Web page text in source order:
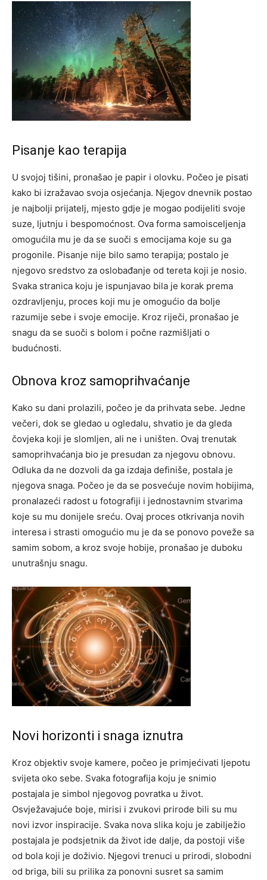
Pisanje kao terapija
U svojoj tišini, pronašao je papir i olovku. Počeo je pisati
kako bi izražavao svoja osjećanja. Njegov dnevnik postao
je najbolji prijatelj, mjesto gdje je mogao podijeliti svoje
suze, ljutnju i bespomoćnost. Ova forma samoisceljenja
omogućila mu je da se suoči s emocijama koje su ga
progonile. Pisanje nije bilo samo terapija; postalo je
njegovo sredstvo za oslobađanje od tereta koji je nosio.
Svaka stranica koju je ispunjavao bila je korak prema
ozdravljenju, proces koji mu je omogućio da bolje
razumije sebe i svoje emocije. Kroz riječi, pronašao je
snagu da se suoči s bolom i počne razmišljati o
budućnosti.
Obnova kroz samoprihvaćanje
Kako su dani prolazili, počeo je da prihvata sebe. Jedne
večeri, dok se gledao u ogledalu, shvatio je da gleda
čovjeka koji je slomljen, ali ne i uništen. Ovaj trenutak
samoprihvaćanja bio je presudan za njegovu obnovu.
Odluka da ne dozvoli da ga izdaja definiše, postala je
njegova snaga. Počeo je da se posvećuje novim hobijima,
pronalazeći radost u fotografiji i jednostavnim stvarima
koje su mu donijele sreću. Ovaj proces otkrivanja novih
interesa i strasti omogućio mu je da se ponovo poveže sa
samim sobom, a kroz svoje hobije, pronašao je duboku
unutrašnju snagu.
Novi horizonti i snaga iznutra
Kroz objektiv svoje kamere, počeo je primjećivati ljepotu
svijeta oko sebe. Svaka fotografija koju je snimio
postajala je simbol njegovog povratka u život.
Osvježavajuće boje, mirisi i zvukovi prirode bili su mu
novi izvor inspiracije. Svaka nova slika koju je zabilježio
postajala je podsjetnik da život ide dalje, da postoji više
od bola koji je doživio. Njegovi trenuci u prirodi, slobodni
od briga, bili su prilika za ponovni susret sa samim